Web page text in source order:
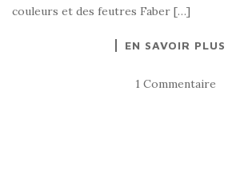
couleurs et des feutres Faber […]
EN SAVOIR PLUS
1 Commentaire